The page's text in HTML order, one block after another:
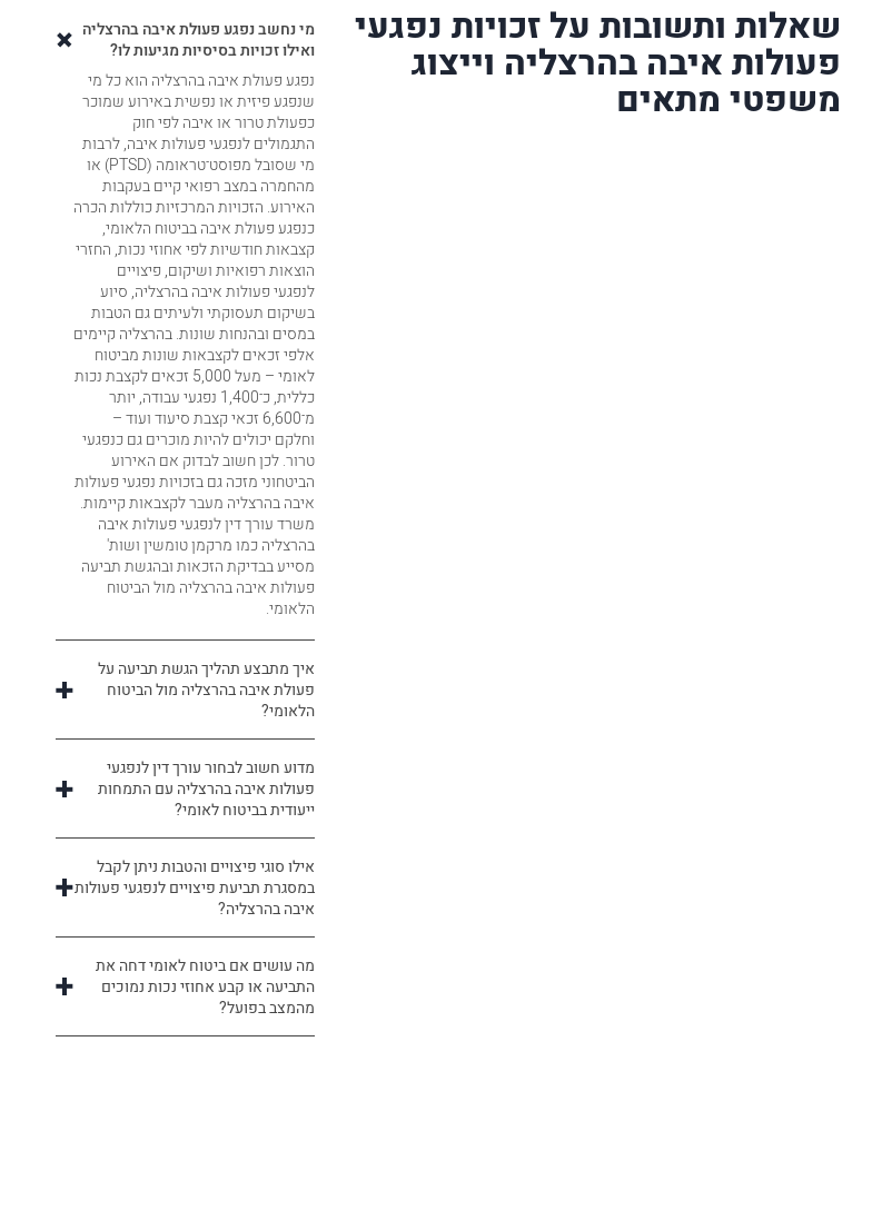
שאלות ותשובות על זכויות נפגעי
פעולות איבה בהרצליה וייצוג
משפטי מתאים
מי נחשב נפגע פעולת איבה בהרצליה
ואילו זכויות בסיסיות מגיעות לו?
נפגע פעולת איבה בהרצליה הוא כל מי
שנפגע פיזית או נפשית באירוע שמוכר
כפעולת טרור או איבה לפי חוק
התגמולים לנפגעי פעולות איבה, לרבות
מי שסובל מפוסט־טראומה (PTSD) או
מהחמרה במצב רפואי קיים בעקבות
האירוע. הזכויות המרכזיות כוללות הכרה
כנפגע פעולת איבה בביטוח הלאומי,
קצבאות חודשיות לפי אחוזי נכות, החזרי
הוצאות רפואיות ושיקום, פיצויים
לנפגעי פעולות איבה בהרצליה, סיוע
בשיקום תעסוקתי ולעיתים גם הטבות
במסים ובהנחות שונות. בהרצליה קיימים
אלפי זכאים לקצבאות שונות מביטוח
לאומי – מעל 5,000 זכאים לקצבת נכות
כללית, כ־1,400 נפגעי עבודה, יותר
מ־6,600 זכאי קצבת סיעוד ועוד –
וחלקם יכולים להיות מוכרים גם כנפגעי
טרור. לכן חשוב לבדוק אם האירוע
הביטחוני מזכה גם בזכויות נפגעי פעולות
איבה בהרצליה מעבר לקצבאות קיימות.
משרד עורך דין לנפגעי פעולות איבה
בהרצליה כמו מרקמן טומשין ושות'
מסייע בבדיקת הזכאות ובהגשת תביעה
פעולות איבה בהרצליה מול הביטוח
הלאומי.
איך מתבצע תהליך הגשת תביעה על
פעולת איבה בהרצליה מול הביטוח
הלאומי?
מדוע חשוב לבחור עורך דין לנפגעי
פעולות איבה בהרצליה עם התמחות
ייעודית בביטוח לאומי?
אילו סוגי פיצויים והטבות ניתן לקבל
במסגרת תביעת פיצויים לנפגעי פעולות
איבה בהרצליה?
מה עושים אם ביטוח לאומי דחה את
התביעה או קבע אחוזי נכות נמוכים
מהמצב בפועל?